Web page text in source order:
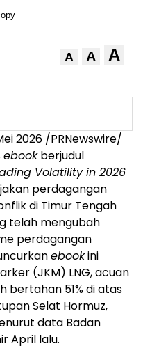
A A A
2026 /PRNewswire/
ebookberjudul
Volatility in 2026
perdagangan
di Timur Tengah
telah mengubah
perdagangan
ebookini
(JKM) LNG, acuan
bertahan 51% di atas
Selat Hormuz,
data Badan
April lalu.